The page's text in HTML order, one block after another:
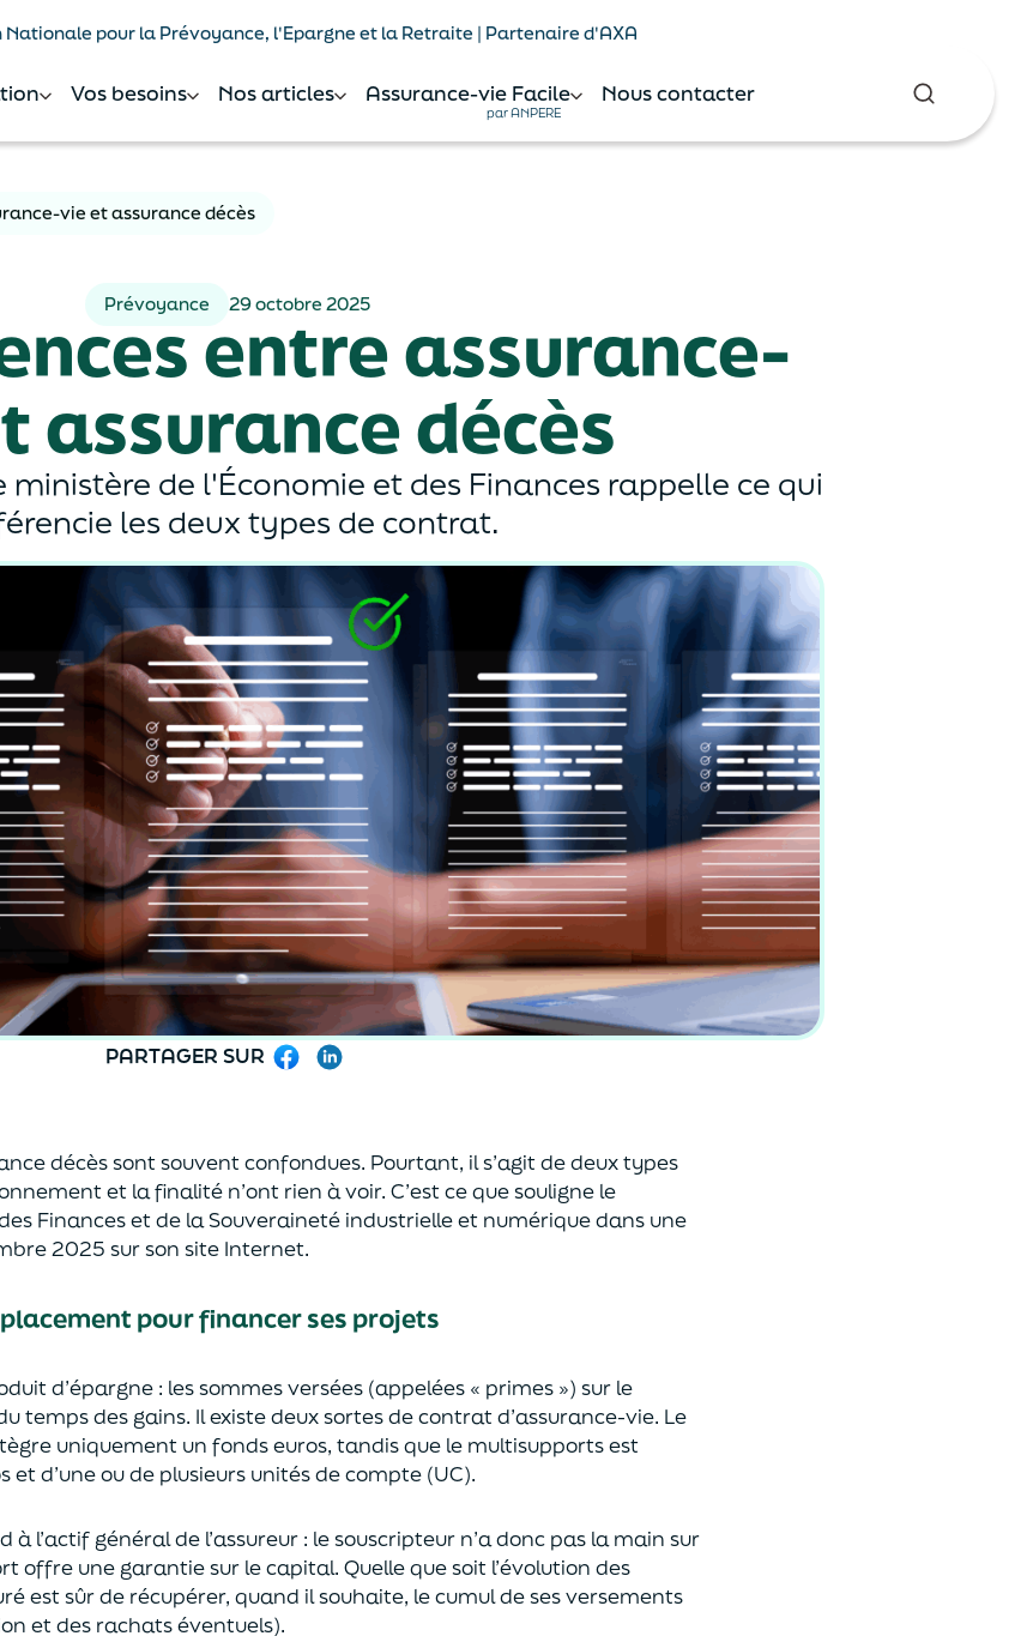
Nationale pour la Prévoyance, l'Epargne et la Retraite | Partenaire d'AXA
Vos besoins Nos articles Assurance-vie Facile
par ANPERE
Nous contacter
vie et assurance décès
Prévoyance 29 octobre 2025
entre assurance-
assurance décès
ministère de l'Économie et des Finances rappelle ce qui
les deux types de contrat.
PARTAGER SUR Facebook
décès sontsouventconfondues. Pourtant, il s’agit de deux types
et la finalité n’ont rien à voir. C’est ce que souligne le
Financeset de la Souveraineté industrielle et numériquedans une
2025 sur son site Internet.
pour financer ses projets
d’épargne : les sommes versées (appelées « primes ») sur le
temps des gains. Il existe deux sortesde contrat d’assurance-vie. Le
uniquement un fonds euros, tandis que le multisupports est
et d’une ou de plusieurs unités de compte (UC).
à l’actif général de l’assureur : le souscripteur n’a donc pas la main sur
offre une garantie sur le capital. Quelle que soit l’évolution des
est sûr de récupérer, quand il souhaite, le cumul de ses versements
et des rachats éventuels).